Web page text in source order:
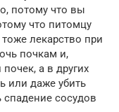
потому что вы
что питомцу
лекарство при
почкам и,
а в других
или даже убить
сосудов